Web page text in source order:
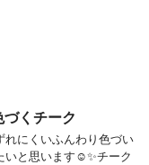
くチーク
れにくいふんわり色づい
いと思います☺️✨チーク